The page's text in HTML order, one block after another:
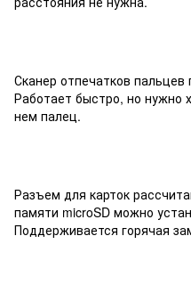
Сканер отпечатков пальцев
Работает быстро, но нужно
нем палец.
Разъем для карток
памяти microSD можно
Поддерживается горячая